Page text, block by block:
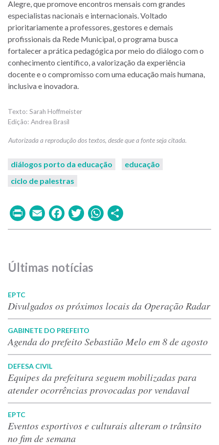
Alegre, que promove encontros mensais com grandes
especialistas nacionais e internacionais. Voltado
prioritariamente a professores, gestores e demais
profissionais da Rede Municipal, o programa busca
fortalecer a prática pedagógica por meio do diálogo com o
conhecimento científico, a valorização da experiência
docente e o compromisso com uma educação mais humana,
inclusiva e inovadora.
Sarah Hoffmeister
Andrea Brasil
diálogos porto da educação
educação
ciclo de palestras
PrintEmailFacebook
TwitterWhatsApp
Últimas notícias
EPTC
Divulgados os próximos locais da Operação Radar
GABINETE DO PREFEITO
Agenda do prefeito Sebastião Melo em 8 de agosto
DEFESA CIVIL
Equipes da prefeitura seguem mobilizadas para
atender ocorrências provocadas por vendaval
EPTC
Eventos esportivos e culturais alteram o trânsito
no fim de semana